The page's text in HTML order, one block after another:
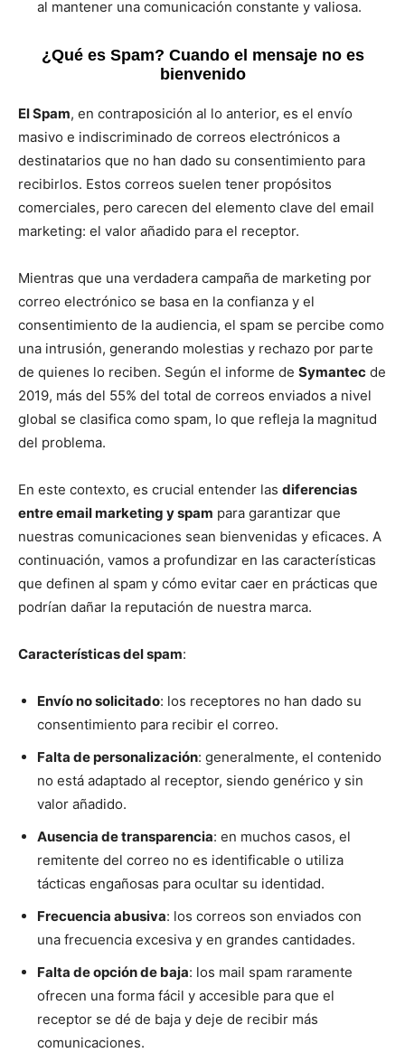
al mantener una comunicación constante y valiosa.
¿Qué es Spam? Cuando el mensaje no es
bienvenido
El Spam, en contraposición al lo anterior, es el envío
masivo e indiscriminado de correos electrónicos a
destinatarios que no han dado su consentimiento para
recibirlos. Estos correos suelen tener propósitos
comerciales, pero carecen del elemento clave del email
marketing: el valor añadido para el receptor.
Mientras que una verdadera campaña de marketing por
correo electrónico se basa en la confianza y el
consentimiento de la audiencia, el spam se percibe como
una intrusión, generando molestias y rechazo por parte
de quienes lo reciben. Según el informe de Symantec de
2019, más del 55% del total de correos enviados a nivel
global se clasifica como spam, lo que refleja la magnitud
del problema.
En este contexto, es crucial entender las diferencias
entre email marketing y spam para garantizar que
nuestras comunicaciones sean bienvenidas y eficaces. A
continuación, vamos a profundizar en las características
que definen al spam y cómo evitar caer en prácticas que
podrían dañar la reputación de nuestra marca.
Características del spam:
Envío no solicitado: los receptores no han dado su
consentimiento para recibir el correo.
Falta de personalización: generalmente, el contenido
no está adaptado al receptor, siendo genérico y sin
valor añadido.
Ausencia de transparencia: en muchos casos, el
remitente del correo no es identificable o utiliza
tácticas engañosas para ocultar su identidad.
Frecuencia abusiva: los correos son enviados con
una frecuencia excesiva y en grandes cantidades.
Falta de opción de baja: los mail spam raramente
ofrecen una forma fácil y accesible para que el
receptor se dé de baja y deje de recibir más
comunicaciones.